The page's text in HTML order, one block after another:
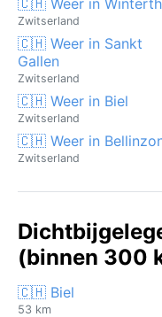
Zwitserland
🇨🇭 Weer in Sankt
Gallen
Zwitserland
🇨🇭 Weer in Biel
Zwitserland
🇨🇭 Weer in
Zwitserland
(binnen 300
🇨🇭 Biel
53 km